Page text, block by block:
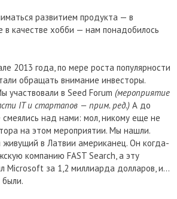
развитием продукта — в
в качестве хобби — нам понадобилось
2013 года, по мере роста популярности
обращать внимание инвесторы.
участвовали в Seed Forum (мероприятие
ITи стартапов — прим. ред.) А до
над нами: мол, никому еще не
на этом мероприятии. Мы нашли.
живущий в Латвии американец. Он когда-
компанию FAST Search, а эту
Microsoft за 1,2 миллиарда долларов, и…
были.